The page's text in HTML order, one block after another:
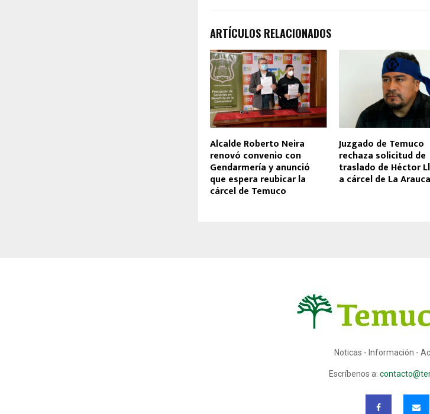
ARTÍCULOS RELACIONADOS
Alcalde Roberto Neira
renovó convenio con
Gendarmería y anunció
que espera reubicar la
cárcel de Temuco
Juzgado de Temuco
rechaza solicitud de
traslado de Héctor
a cárcel de La
Noticas - Información -
Escríbenos a: